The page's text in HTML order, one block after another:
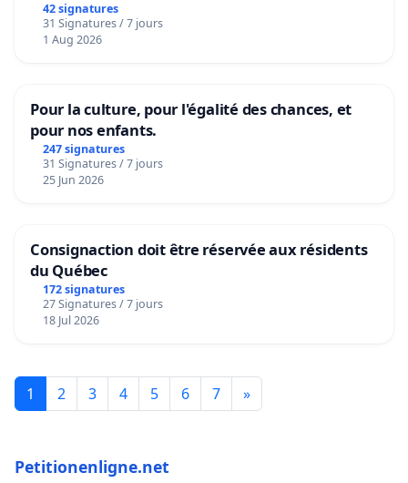
42 signatures
31 Signatures / 7 jours
1 Aug 2026
Pour la culture, pour l'égalité des chances, et
pour nos enfants.
247 signatures
31 Signatures / 7 jours
25 Jun 2026
Consignaction doit être réservée aux résidents
du Québec
172 signatures
27 Signatures / 7 jours
18 Jul 2026
1 2 3 4 5 6 7 »
Petitionenligne.net